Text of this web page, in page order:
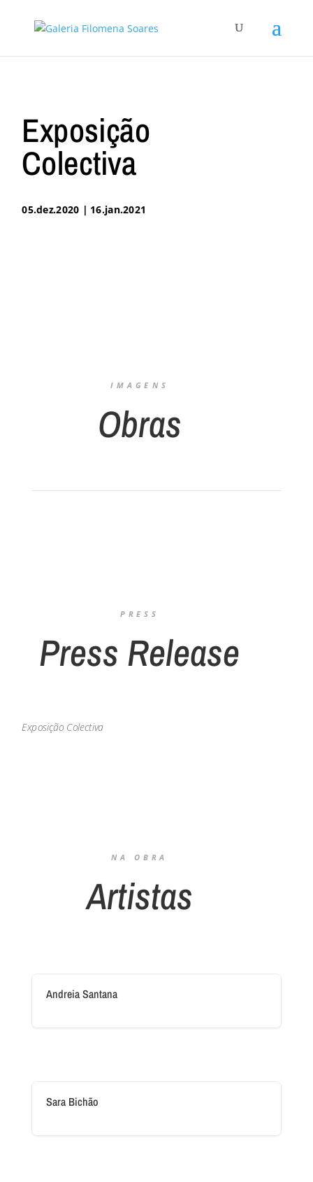
Exposição
Colectiva
05.dez.2020 | 16.jan.2021
IMAGENS
Obras
PRESS
Press Release
Exposição Colectiva
NA OBRA
Artistas
Andreia Santana
Sara Bichão